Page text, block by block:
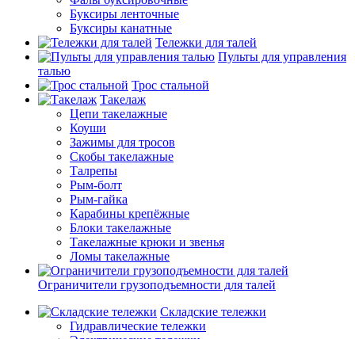
Буксиры ленточные
Буксиры канатные
Тележки для талей
Пульты для управления
талью
Трос стальной
Такелаж
Цепи такелажные
Коуши
Зажимы для тросов
Скобы такелажные
Талрепы
Рым-болт
Рым-гайка
Карабины крепёжные
Блоки такелажные
Такелажные крюки и звенья
Ломы такелажные
Ограничители грузоподъемности для талей
Складские тележки
Гидравлические тележки